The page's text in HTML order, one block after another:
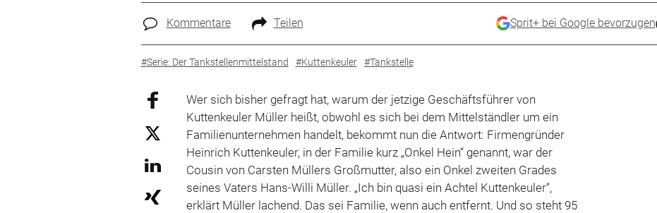
Kommentare Teilen Sprit+ bei Google bevorzugen
#Serie: Der Tankstellenmittelstand #Kuttenkeuler #Tankstelle
Wer sich bisher gefragt hat, warum der jetzige Geschäftsführer von
Kuttenkeuler Müller heißt, obwohl es sich bei dem Mittelständler um ein
Familienunternehmen handelt, bekommt nun die Antwort: Firmengründer
Heinrich Kuttenkeuler, in der Familie kurz „Onkel Hein“ genannt, war der
Cousin von Carsten Müllers ­Großmutter, also ein Onkel zweiten Grades
seines Vaters Hans-Willi Müller. „Ich bin quasi ein Achtel Kuttenkeuler“,
erklärt Müller lachend. Das sei Familie, wenn auch entfernt. Und so steht 95